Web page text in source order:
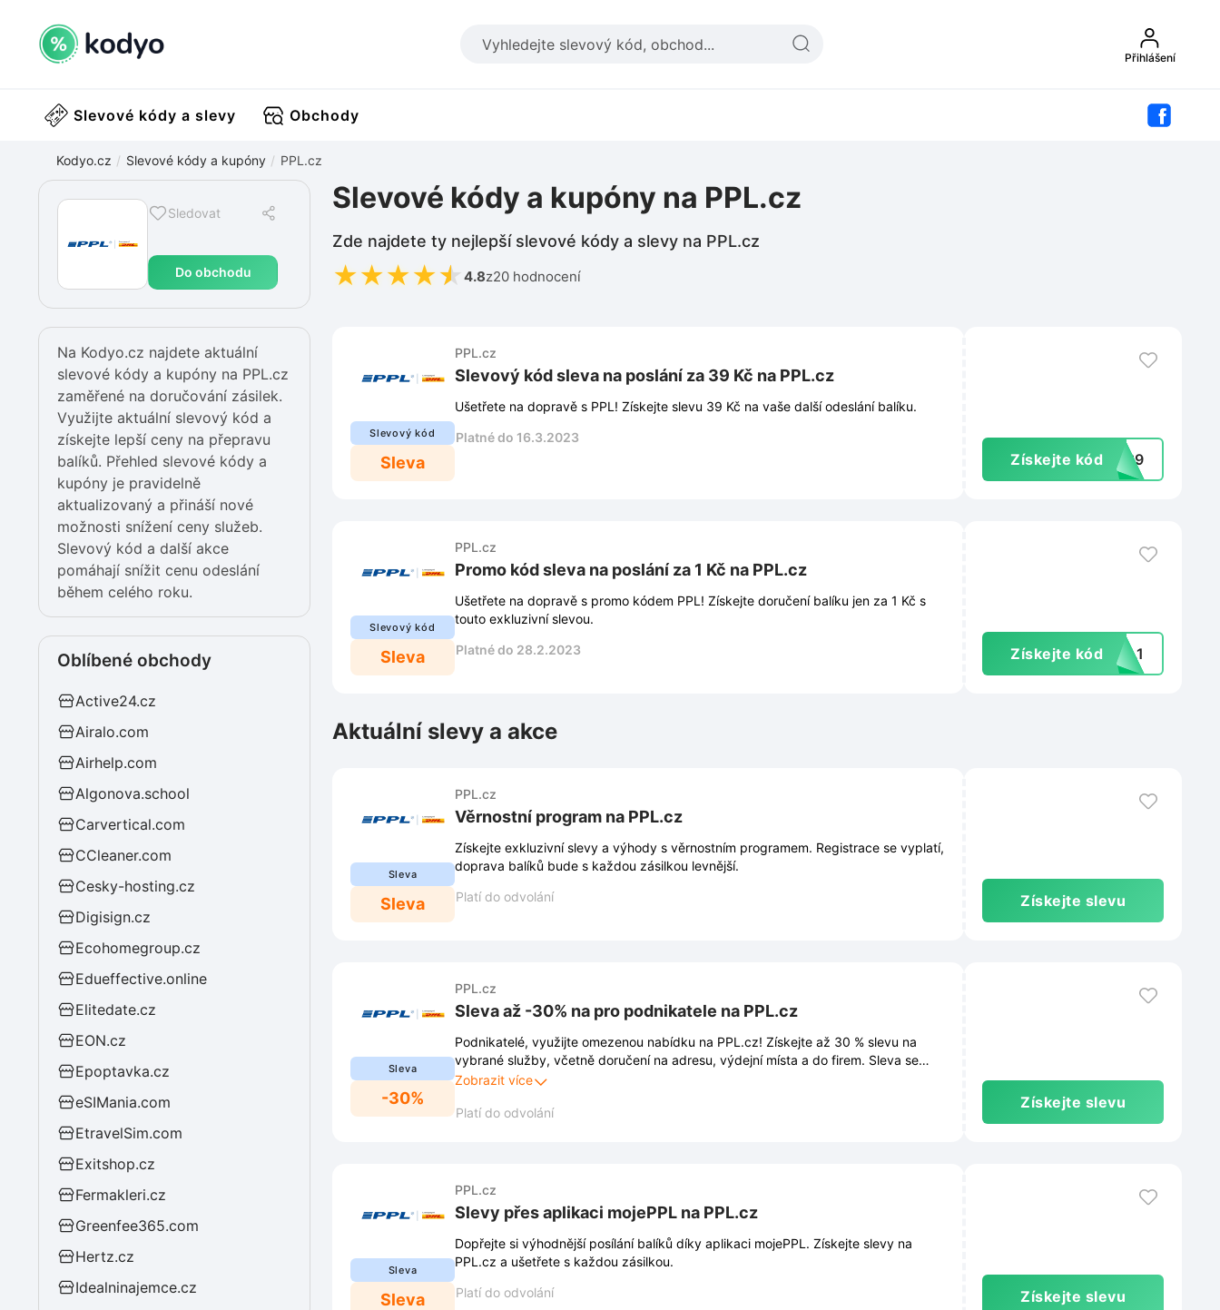
Přihlášení
Slevové kódy a slevy Obchody
Kodyo.cz Slevové kódy a kupóny PPL.cz
Sledovat
Do obchodu
Slevové kódy a kupóny na PPL.cz
Zde najdete ty nejlepší slevové kódy a slevy na PPL.cz
★★★★★ 4.8z20 hodnocení
Na Kodyo.cz najdete aktuální
slevové kódy a kupóny na PPL.cz
zaměřené na doručování zásilek.
Využijte aktuální slevový kód a
získejte lepší ceny na přepravu
balíků. Přehled slevové kódy a
kupóny je pravidelně
aktualizovaný a přináší nové
možnosti snížení ceny služeb.
Slevový kód a další akce
pomáhají snížit cenu odeslání
během celého roku.
Oblíbené obchody
Active24.cz
Airalo.com
Airhelp.com
Algonova.school
Carvertical.com
CCleaner.com
Cesky-hosting.cz
Digisign.cz
Ecohomegroup.cz
Edueffective.online
Elitedate.cz
EON.cz
Epoptavka.cz
eSIMania.com
EtravelSim.com
Exitshop.cz
Fermakleri.cz
Greenfee365.com
Hertz.cz
Idealninajemce.cz
Slevový kód
Sleva
PPL.cz
Slevový kód sleva na poslání za 39 Kč na PPL.cz
Ušetřete na dopravě s PPL! Získejte slevu 39 Kč na vaše další odeslání balíku.
Platné do 16.3.2023
Získejte kód PL39
Slevový kód
Sleva
PPL.cz
Promo kód sleva na poslání za 1 Kč na PPL.cz
Ušetřete na dopravě s promo kódem PPL! Získejte doručení balíku jen za 1 Kč s
touto exkluzivní slevou.
Platné do 28.2.2023
Získejte kód PPL1
Aktuální slevy a akce
Sleva
Sleva
PPL.cz
Věrnostní program na PPL.cz
Získejte exkluzivní slevy a výhody s věrnostním programem. Registrace se vyplatí,
doprava balíků bude s každou zásilkou levnější.
Platí do odvolání
Získejte slevu
Sleva
-30%
PPL.cz
Sleva až -30% na pro podnikatele na PPL.cz
Podnikatelé, využijte omezenou nabídku na PPL.cz! Získejte až 30 % slevu na
vybrané služby, včetně doručení na adresu, výdejní místa a do firem. Sleva se
vztahuje i na dobírku, oblíbenou službu pro vaše zákazníky.
Zobrazit více
Platí do odvolání
Získejte slevu
Sleva
Sleva
PPL.cz
Slevy přes aplikaci mojePPL na PPL.cz
Dopřejte si výhodnější posílání balíků díky aplikaci mojePPL. Získejte slevy na
PPL.cz a ušetřete s každou zásilkou.
Platí do odvolání
Získejte slevu